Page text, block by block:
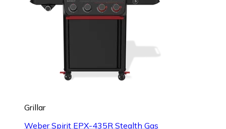
Grillar
Weber Spirit EPX-435R Stealth Gas